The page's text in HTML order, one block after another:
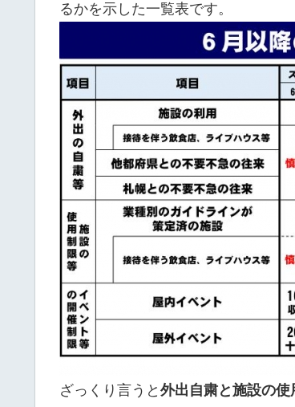
るかを示した一覧表です。
ざっくり言うと 外出自粛と施設の